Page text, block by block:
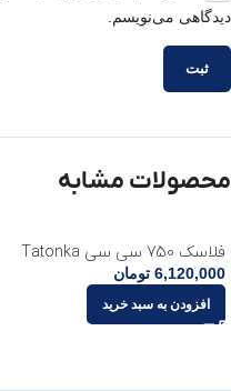
دیدگاهی می‌نویسم.
محصولات مشابه
فلاسک 750 سی سی Tatonka
6,120,000 تومان
افزودن به سبد خرید